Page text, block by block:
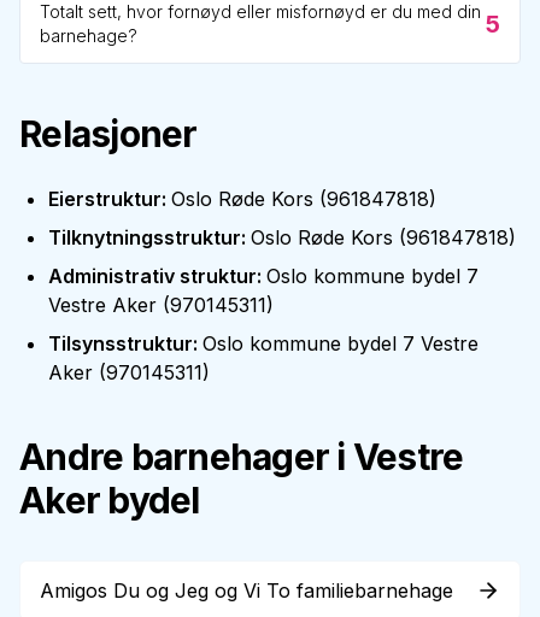
Totalt sett, hvor fornøyd eller misfornøyd er du med din
barnehage?
5
Relasjoner
Eierstruktur: Oslo Røde Kors (961847818)
Tilknytningsstruktur: Oslo Røde Kors (961847818)
Administrativ struktur: Oslo kommune bydel 7
Vestre Aker (970145311)
Tilsynsstruktur: Oslo kommune bydel 7 Vestre
Aker (970145311)
Andre barnehager iVestre
Aker bydel
Amigos Du og Jeg og Vi To familiebarnehage